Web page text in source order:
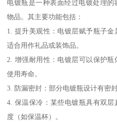
电镀瓶是一种表面经过电镀处理
物品。其主要功能包括：
1. 提升美观性：电镀层赋予瓶子金
适合用作礼品或装饰品。
2. 增强耐用性：电镀层可以保护
使用寿命。
3. 防漏密封：部分电镀瓶设计有密
4. 保温保冷：某些电镀瓶具有双
度（如保温杯）。